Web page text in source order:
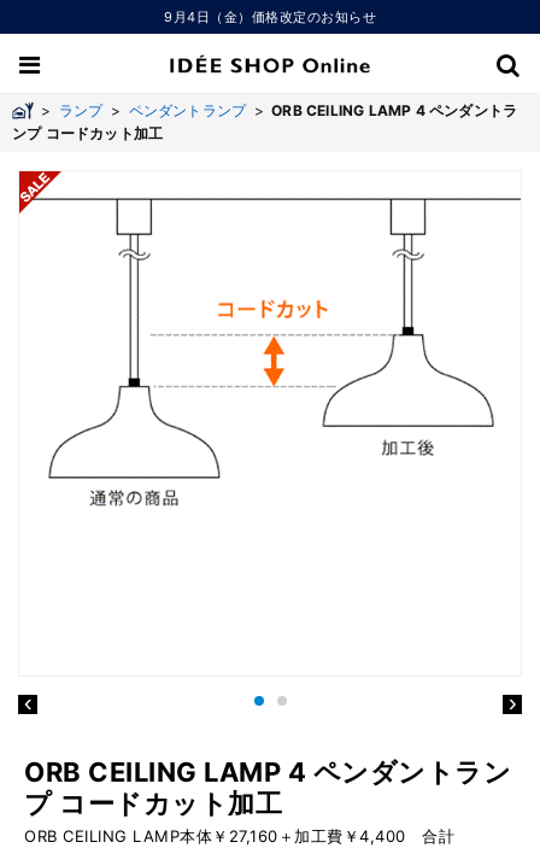
9月4日（金）価格改定のお知らせ
> ランプ> ペンダントランプ>ORB CEILING LAMP 4 ペンダントラ
ンプ コードカット加工
ORB CEILING LAMP 4 ペンダントラン
プ コードカット加工
ORB CEILING LAMP本体￥27,160＋加工費￥4,400 合計